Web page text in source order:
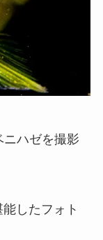
ハゼを撮影
したフォト